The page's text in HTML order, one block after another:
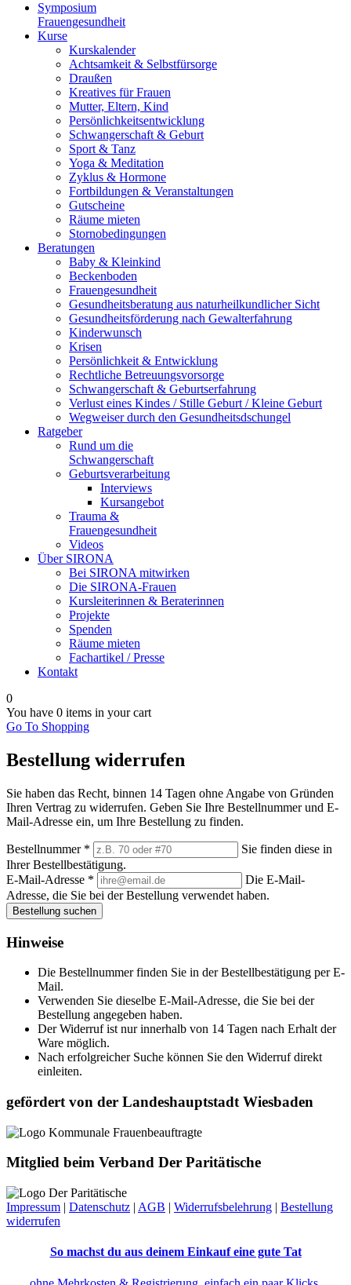
Symposium
Frauengesundheit
Kurse
Kurskalender
Achtsamkeit & Selbstfürsorge
Draußen
Kreatives für Frauen
Mutter, Eltern, Kind
Persönlichkeits­entwicklung
Schwangerschaft & Geburt
Sport & Tanz
Yoga & Meditation
Zyklus & Hormone
Fortbildungen & Veranstaltungen
Gutscheine
Räume mieten
Stornobedingungen
Beratungen
Baby & Kleinkind
Beckenboden
Frauengesundheit
Gesundheitsberatung aus naturheilkundlicher Sicht
Gesundheitsförderung nach Gewalterfahrung
Kinderwunsch
Krisen
Persönlichkeit & Entwicklung
Rechtliche Betreuungsvorsorge
Schwangerschaft & Geburtserfahrung
Verlust eines Kindes / Stille Geburt / Kleine Geburt
Wegweiser durch den Gesundheitsdschungel
Ratgeber
Rund um die
Schwangerschaft
Geburtsverarbeitung
Interviews
Kursangebot
Trauma &
Frauengesundheit
Videos
Über SIRONA
Bei SIRONA mitwirken
Die SIRONA-Frauen
Kursleiterinnen & Beraterinnen
Projekte
Spenden
Räume mieten
Fachartikel / Presse
Kontakt
0
You have 0 items in your cart
Go To Shopping
Bestellung widerrufen
Sie haben das Recht, binnen 14 Tagen ohne Angabe von Gründen
Ihren Vertrag zu widerrufen. Geben Sie Ihre Bestellnummer und E-
Mail-Adresse ein, um Ihre Bestellung zu finden.
Bestellnummer *
Sie finden diese in
Ihrer Bestellbestätigung.
E-Mail-Adresse *
Die E-Mail-
Adresse, die Sie bei der Bestellung verwendet haben.
Bestellung suchen
Hinweise
Die Bestellnummer finden Sie in der Bestellbestätigung per E-
Mail.
Verwenden Sie dieselbe E-Mail-Adresse, die Sie bei der
Bestellung angegeben haben.
Der Widerruf ist nur innerhalb von 14 Tagen nach Erhalt der
Ware möglich.
Nach erfolgreicher Suche können Sie den Widerruf direkt
einleiten.
gefördert von der Landeshauptstadt Wiesbaden
Mitglied beim Verband Der Paritätische
Impressum | Datenschutz | AGB | Widerrufsbelehrung | Bestellung
widerrufen
So machst du aus deinem Einkauf eine gute Tat